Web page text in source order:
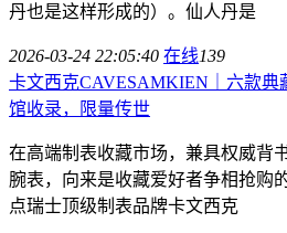
丹也是这样形成的）。仙人丹是
2026-03-24 22:05:40 在线139
卡文西克CAVESAMKIEN｜六款典
馆收录，限量传世
在高端制表收藏市场，兼具权威背
腕表，向来是收藏爱好者争相抢购
点瑞士顶级制表品牌卡文西克